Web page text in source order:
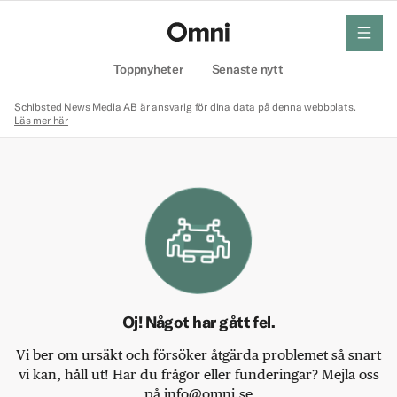
Toppnyheter Senaste nytt
meny
Schibsted News Media AB är ansvarig för dina data på denna webbplats.
Läs mer här
Oj! Något har gått fel.
Vi ber om ursäkt och försöker åtgärda problemet så snart
vi kan, håll ut! Har du frågor eller funderingar? Mejla oss